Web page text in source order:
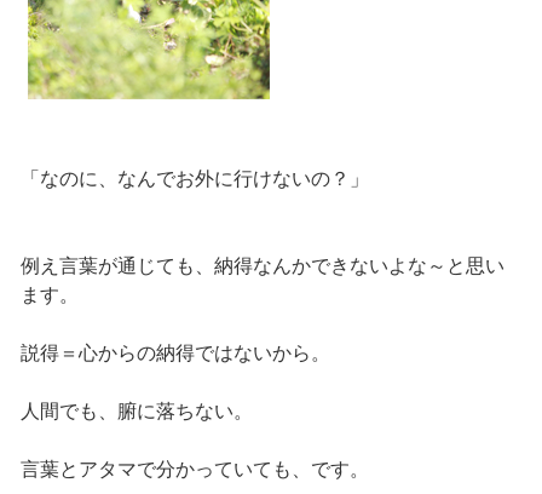
「なのに、なんでお外に行けないの？」
例え言葉が通じても、納得なんかできないよな～と思い
ます。
説得＝心からの納得ではないから。
人間でも、腑に落ちない。
言葉とアタマで分かっていても、です。